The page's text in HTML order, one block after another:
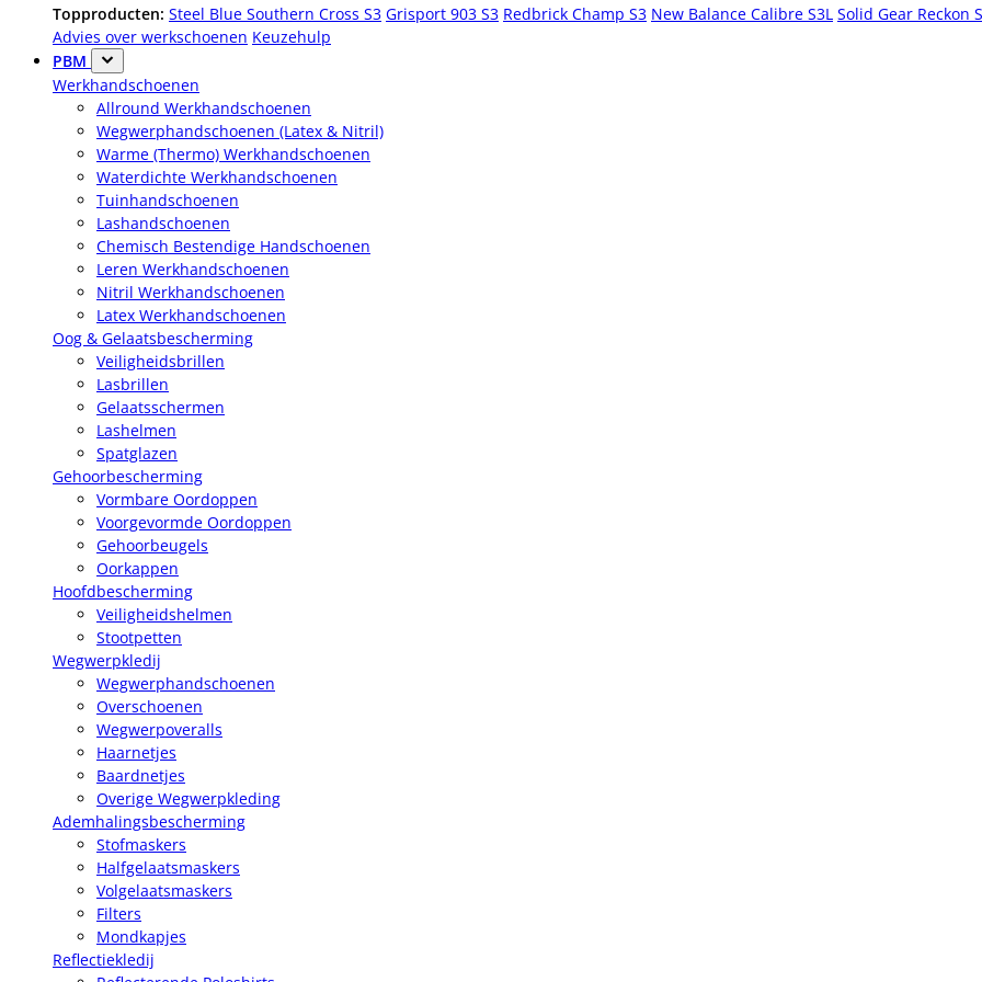
Topproducten: Steel Blue Southern Cross S3 Grisport 903 S3 Redbrick Champ S3 New Balance Calibre S3L Solid Gear Reckon
Advies over werkschoenen Keuzehulp
PBM
Werkhandschoenen
Allround Werkhandschoenen
Wegwerphandschoenen (Latex & Nitril)
Warme (Thermo) Werkhandschoenen
Waterdichte Werkhandschoenen
Tuinhandschoenen
Lashandschoenen
Chemisch Bestendige Handschoenen
Leren Werkhandschoenen
Nitril Werkhandschoenen
Latex Werkhandschoenen
Oog & Gelaatsbescherming
Veiligheidsbrillen
Lasbrillen
Gelaatsschermen
Lashelmen
Spatglazen
Gehoorbescherming
Vormbare Oordoppen
Voorgevormde Oordoppen
Gehoorbeugels
Oorkappen
Hoofdbescherming
Veiligheidshelmen
Stootpetten
Wegwerpkledij
Wegwerphandschoenen
Overschoenen
Wegwerpoveralls
Haarnetjes
Baardnetjes
Overige Wegwerpkleding
Ademhalingsbescherming
Stofmaskers
Halfgelaatsmaskers
Volgelaatsmaskers
Filters
Mondkapjes
Reflectiekledij